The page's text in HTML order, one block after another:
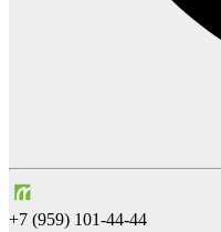
+7 (959) 101-44-44